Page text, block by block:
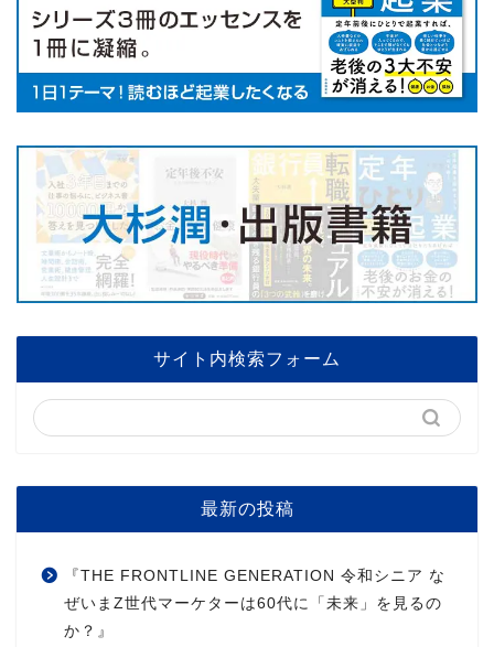
サイト内検索フォーム
最新の投稿
『THE FRONTLINE GENERATION 令和シニア な
ぜいまZ世代マーケターは60代に「未来」を見るの
か？』